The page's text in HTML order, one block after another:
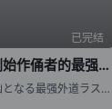
已完结
身为悲剧始作俑者的最强邪恶BOSS女王为民竭心尽力。 第二季
悲剧の元凶となる最强外道ラスボス女王は民の为に尽くします。Season2,Higeki no Genkyou to Naru Saikyou Gedou Last Boss Joou wa Tami no Tame ni Tsukushimasu. Season 2,The Most Heretical Last Boss Queen: From Villainess to Savior Season 2,Higeki no Genkyou to Naru Saikyou Gedou Last Boss